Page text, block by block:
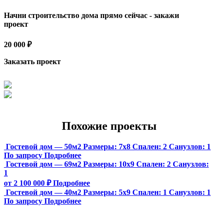
Начни строительство дома прямо сейчас - закажи
проект
20 000 ₽
Заказать проект
Похожие проекты
Гостевой дом — 50м2 Размеры: 7х8 Спален: 2 Санузлов: 1
По запросу Подробнее
Гостевой дом — 69м2 Размеры: 10х9 Спален: 2 Санузлов:
1
от 2 100 000 ₽ Подробнее
Гостевой дом — 40м2 Размеры: 5х9 Спален: 1 Санузлов: 1
По запросу Подробнее